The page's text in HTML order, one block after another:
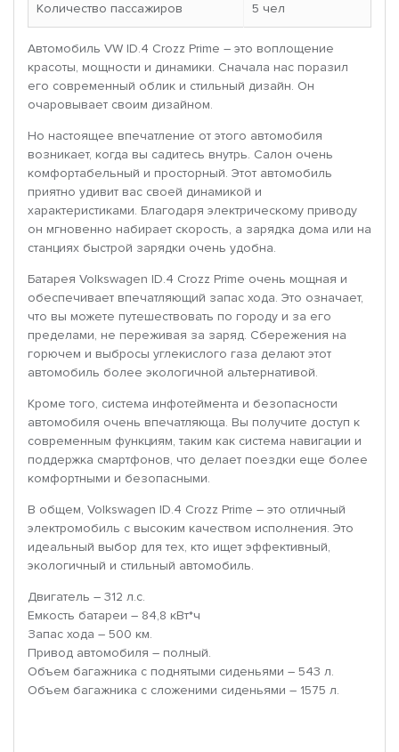
Количество пассажиров 5 чел
Автомобиль VW ID.4 Crozz Prime – это воплощение
красоты, мощности и динамики. Сначала нас поразил
его современный облик и стильный дизайн. Он
очаровывает своим дизайном.
Но настоящее впечатление от этого автомобиля
возникает, когда вы садитесь внутрь. Салон очень
комфортабельный и просторный. Этот автомобиль
приятно удивит вас своей динамикой и
характеристиками. Благодаря электрическому приводу
он мгновенно набирает скорость, а зарядка дома или на
станциях быстрой зарядки очень удобна.
Батарея Volkswagen ID.4 Crozz Prime очень мощная и
обеспечивает впечатляющий запас хода. Это означает,
что вы можете путешествовать по городу и за его
пределами, не переживая за заряд. Сбережения на
горючем и выбросы углекислого газа делают этот
автомобиль более экологичной альтернативой.
Кроме того, система инфотеймента и безопасности
автомобиля очень впечатляюща. Вы получите доступ к
современным функциям, таким как система навигации и
поддержка смартфонов, что делает поездки еще более
комфортными и безопасными.
В общем, Volkswagen ID.4 Crozz Prime – это отличный
электромобиль с высоким качеством исполнения. Это
идеальный выбор для тех, кто ищет эффективный,
экологичный и стильный автомобиль.
Двигатель – 312 л.с.
Емкость батареи – 84,8 кВт*ч
Запас хода – 500 км.
Привод автомобиля – полный.
Объем багажника с поднятыми сиденьями – 543 л.
Объем багажника с сложеними сиденьями – 1575 л.